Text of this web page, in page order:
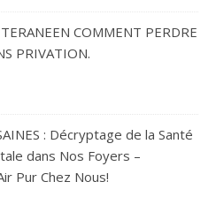
COMMENT PERDRE
PRIVATION.
: Décryptage de la Santé
dans Nos Foyers –
Pur Chez Nous!